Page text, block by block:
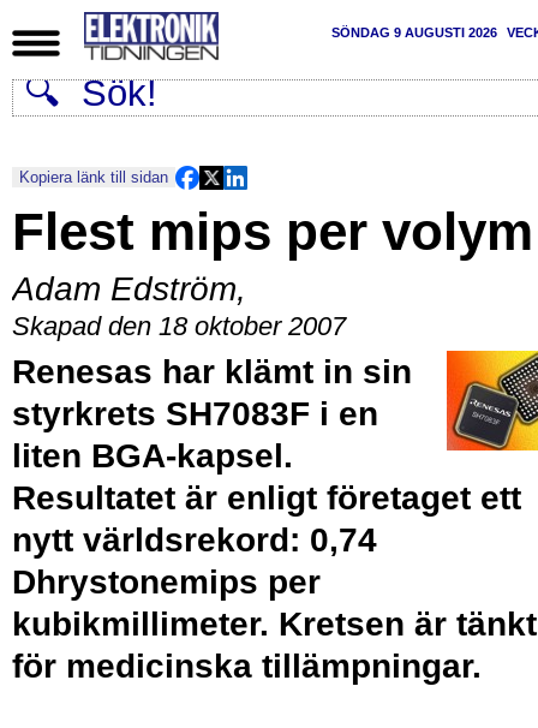
SÖNDAG 9 AUGUSTI 2026
Kopiera länk till sidan
Flest mips per volym
Adam Edström,
Skapad den 18 oktober 2007
Renesas har klämt in sin
styrkrets SH7083F i en
liten BGA-kapsel.
Resultatet är enligt företaget ett
nytt världsrekord: 0,74
Dhrystonemips per
kubikmillimeter. Kretsen är tänkt
för medicinska tillämpningar.